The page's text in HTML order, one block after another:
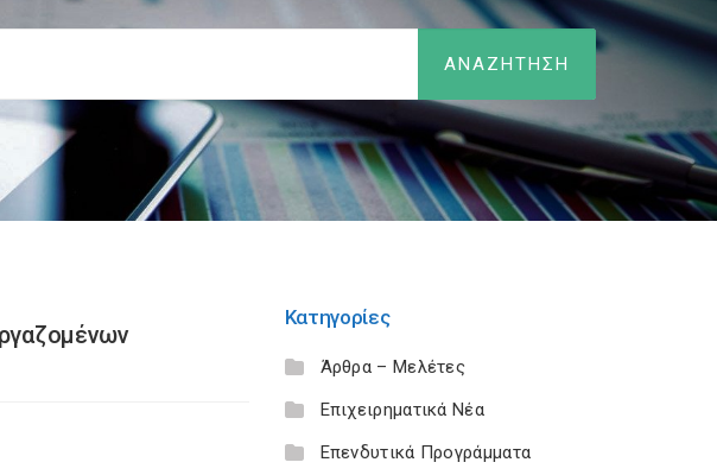
Κατηγορίες
Άρθρα – Μελέτες
Επιχειρηματικά Νέα
Επενδυτικά Προγράμματα